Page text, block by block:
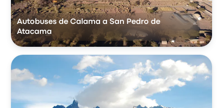
Autobuses de Calama a San Pedro de
Atacama